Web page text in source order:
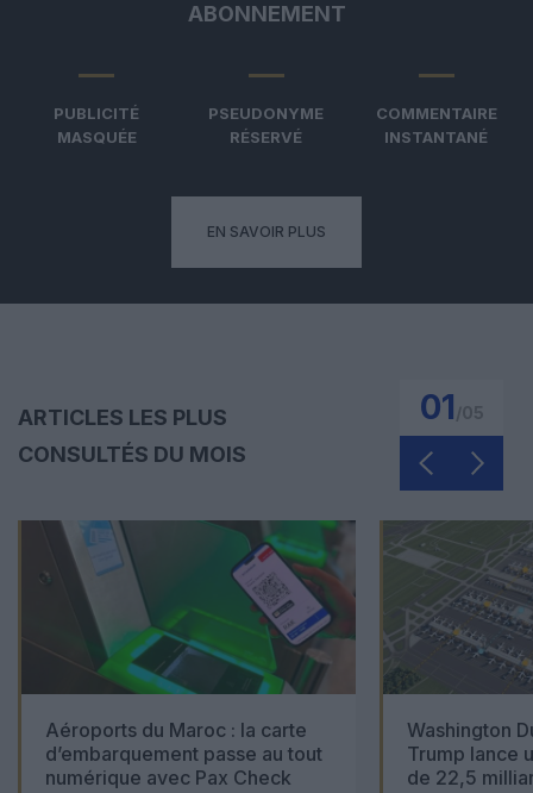
ABONNEMENT
PUBLICITÉ
MASQUÉE
PSEUDONYME
RÉSERVÉ
COMMENTAIRE
INSTANTANÉ
EN SAVOIR PLUS
ARTICLES LES PLUS
CONSULTÉS DU MOIS
01
Aéroports du Maroc : la carte
d’embarquement passe au tout
numérique avec Pax Check
Washington
Trump lance
de 22,5